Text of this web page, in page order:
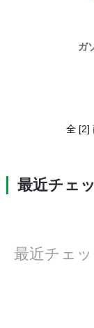
ガ
全 [2]
最近チェ
最近チェ